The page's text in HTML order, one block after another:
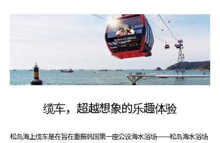
缆车，超越想象的乐趣体验
松岛海上缆车是在旨在重振韩国第一座公设海水浴场——松岛海水浴场